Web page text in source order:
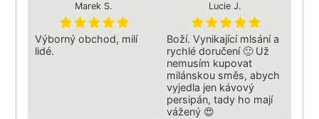
Marek S.
Výborný obchod, milí
lidé.
Lucie J.
Boží. Vynikající mlsání a
rychlé doručení 🙂 Už
nemusím kupovat
milánskou směs, abych
vyjedla jen kávový
persipán, tady ho mají
vážený 😍